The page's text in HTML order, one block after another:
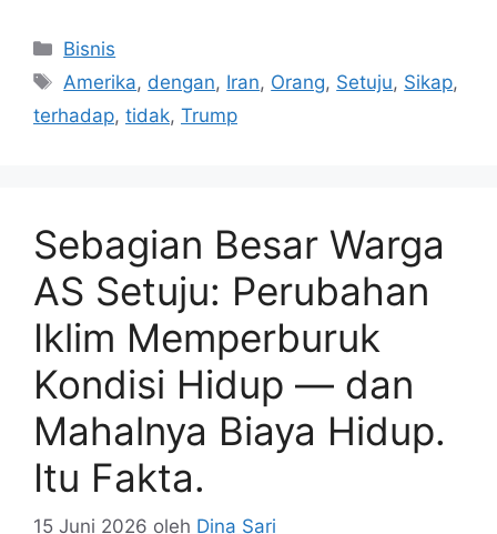
Kategori
Bisnis
Tag
Amerika, dengan, Iran, Orang, Setuju, Sikap,
terhadap, tidak, Trump
Sebagian Besar Warga
AS Setuju: Perubahan
Iklim Memperburuk
Kondisi Hidup — dan
Mahalnya Biaya Hidup.
Itu Fakta.
15 Juni 2026 oleh Dina Sari